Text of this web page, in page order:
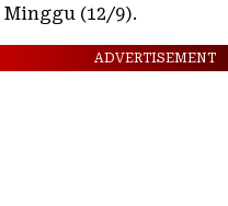
Minggu (12/9).
ADVERTISEMENT